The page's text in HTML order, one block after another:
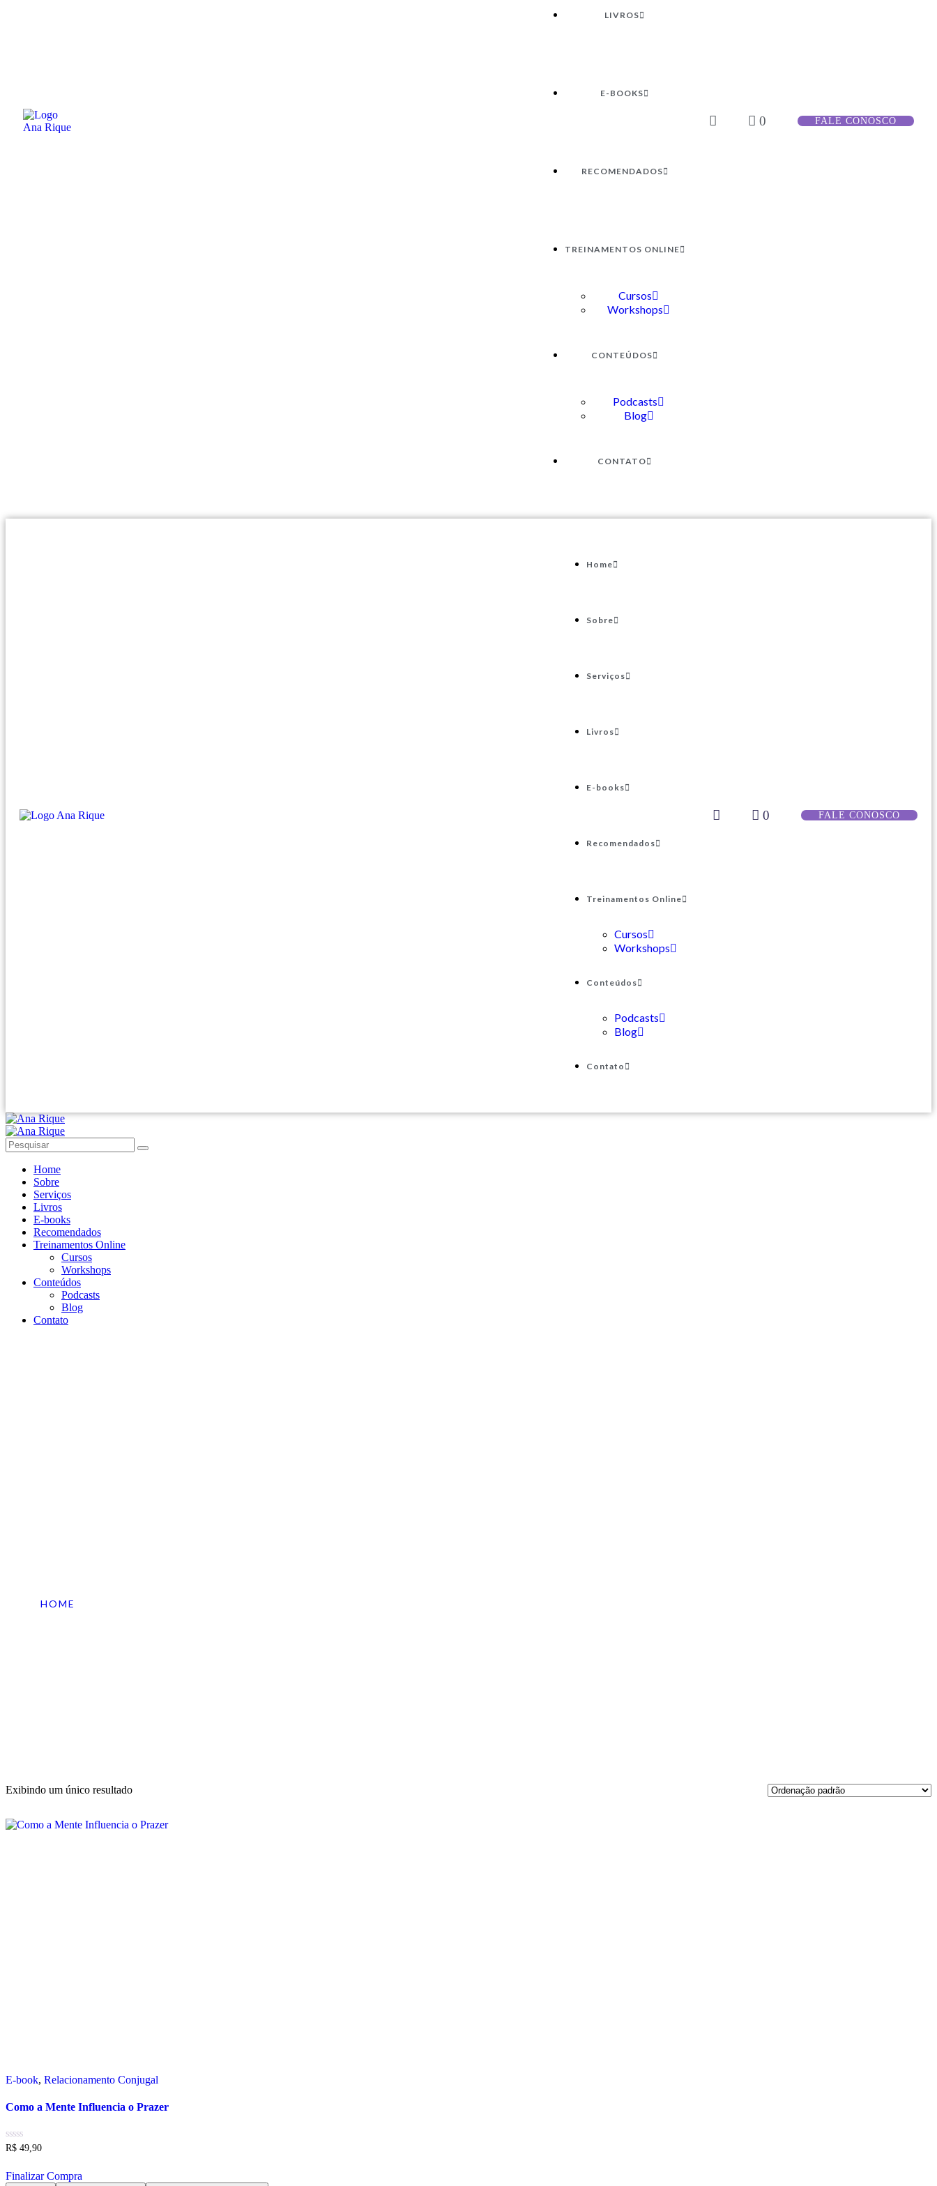
LIVROS
E-BOOKS
RECOMENDADOS
TREINAMENTOS ONLINE
Cursos
Workshops
CONTEÚDOS
Podcasts
Blog
CONTATO
0 FALE CONOSCO
Home
Sobre
Serviços
Livros
E-books
Recomendados
Treinamentos Online
Cursos
Workshops
Conteúdos
Podcasts
Blog
Contato
0 FALE CONOSCO
Home
Sobre
Serviços
Livros
E-books
Recomendados
Treinamentos Online
Cursos
Workshops
Conteúdos
Podcasts
Blog
Contato
HOME
Exibindo um único resultado
E-book, Relacionamento Conjugal
Como a Mente Influencia o Prazer
R$ 49,90
Finalizar Compra